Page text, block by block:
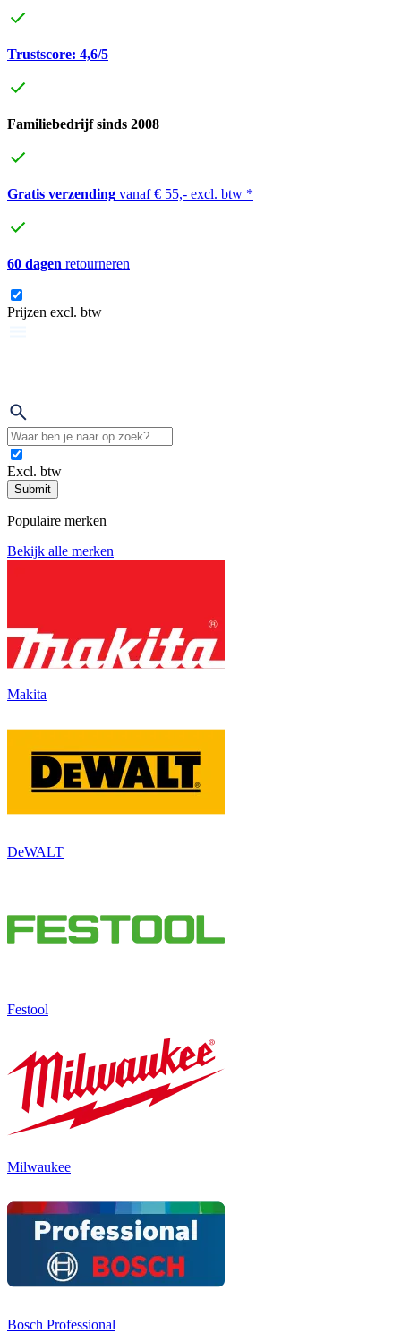
Trustscore: 4,6/5
Familiebedrijf sinds 2008
Gratis verzending vanaf € 55,- excl. btw *
60 dagen retourneren
Prijzen excl. btw
Excl. btw
Submit
Populaire merken
Bekijk alle merken
Makita
DeWALT
Festool
Milwaukee
Bosch Professional